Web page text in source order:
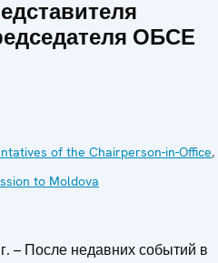
ОБСЕ
of the Chairperson-in-Office,
to Moldova
После недавних событий в